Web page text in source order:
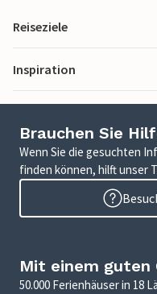
Reiseziele
Inspiration
Brauchen Sie
Wenn Sie die gesuchten
finden können, hilft unser
Mit einem guten
50.000 Ferienhäuser in 18